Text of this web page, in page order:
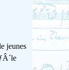
jeunes